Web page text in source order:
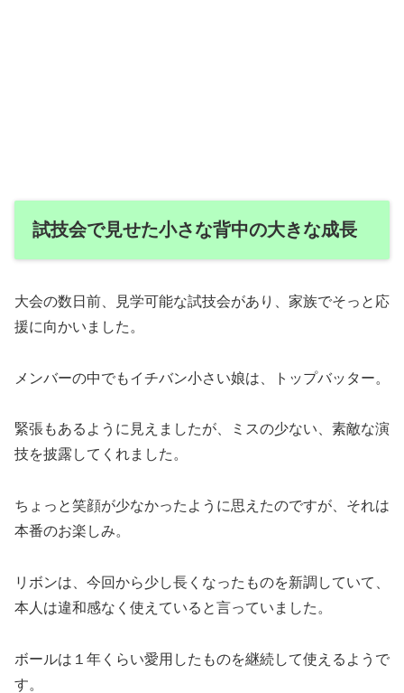
試技会で見せた小さな背中の大きな成長
大会の数日前、見学可能な試技会があり、家族でそっと応
援に向かいました。
メンバーの中でもイチバン小さい娘は、トップバッター。
緊張もあるように見えましたが、ミスの少ない、素敵な演
技を披露してくれました。
ちょっと笑顔が少なかったように思えたのですが、それは
本番のお楽しみ。
リボンは、今回から少し長くなったものを新調していて、
本人は違和感なく使えていると言っていました。
ボールは１年くらい愛用したものを継続して使えるようで
す。